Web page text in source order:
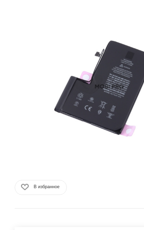
В избранное